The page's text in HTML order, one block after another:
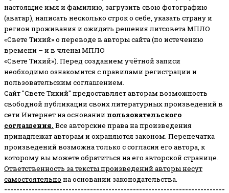
настоящие имя и фамилию, загрузить свою фотографию
(аватар), написать несколько строк о себе, указать страну и
регион проживания и ожидать решения литсовета МПЛО
«Свете Тихий» о переводе в авторы сайта (по истечению
времени – и в члены МПЛО
«Свете Тихий»). Перед созданием учётной записи
необходимо ознакомится с правилами регистрации и
пользовательским соглашением.
Сайт "Свете Тихий" предоставляет авторам возможность
свободной публикации своих литературных произведений в
сети Интернет на основании пользовательского
соглашения. Все авторские права на произведения
принадлежат авторам и охраняются законом. Перепечатка
произведений возможна только с согласия его автора, к
которому вы можете обратиться на его авторской странице.
Ответственность за тексты произведений авторы несут
самостоятельно на основании законодательства.
------------------------------------------------------------------------